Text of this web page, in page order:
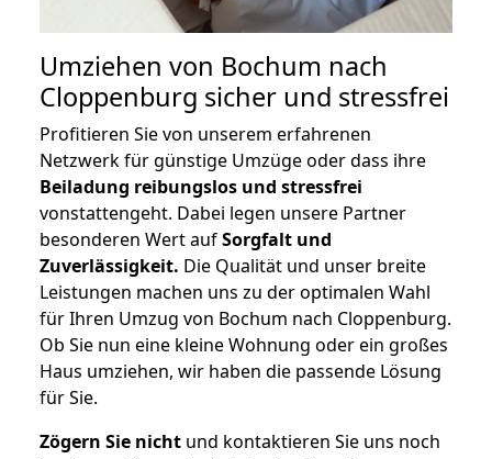
Umziehen von Bochum nach
Cloppenburg sicher und stressfrei
Profitieren Sie von unserem erfahrenen
Netzwerk für günstige Umzüge oder dass ihre
Beiladung reibungslos und stressfrei
vonstattengeht. Dabei legen unsere Partner
besonderen Wert aufSorgfalt und
Zuverlässigkeit. Die Qualität und unser breite
Leistungen machen uns zu der optimalen Wahl
für Ihren Umzug von Bochum nach Cloppenburg.
Ob Sie nun eine kleine Wohnung oder ein großes
Haus umziehen, wir haben die passende Lösung
für Sie.
Zögern Sie nicht und kontaktieren Sie uns noch